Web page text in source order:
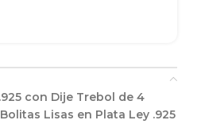
con Dije Trebol de 4
Lisas en Plata Ley .925